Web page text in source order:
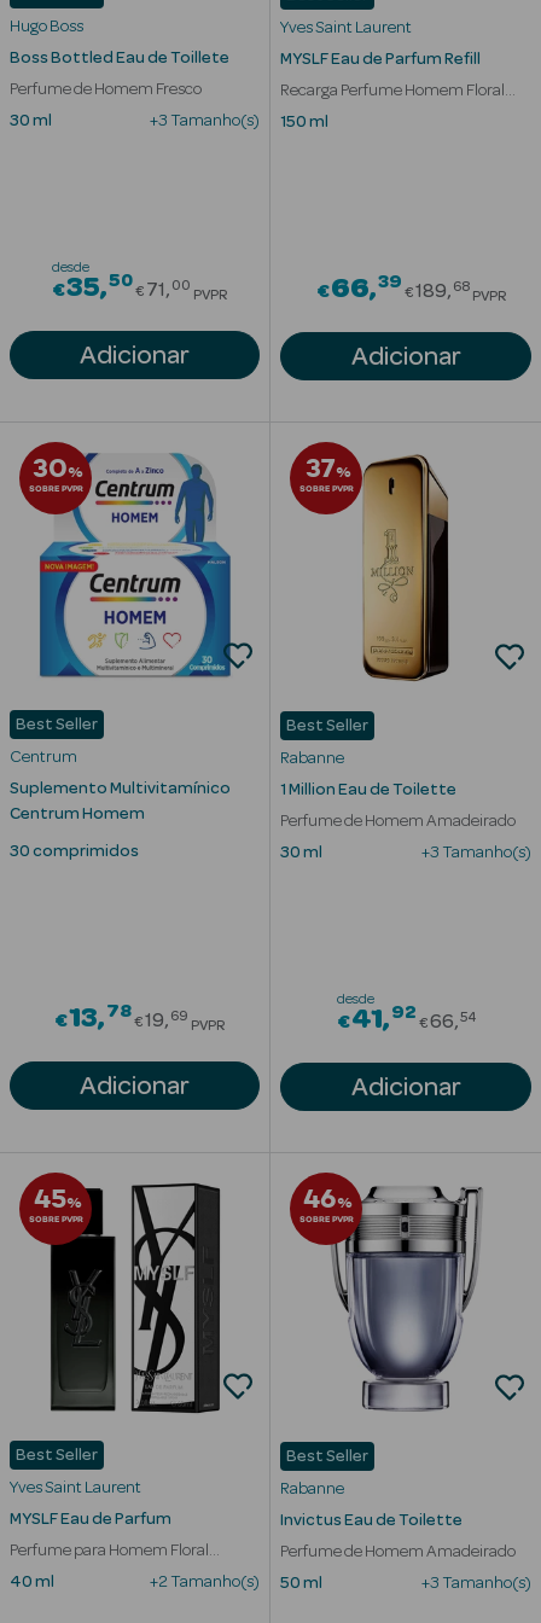
Solares
Solares
Corpo
Solares Bebé e
Rosto e
Ver Tudo
Cosmética
Hidratantes
Séruns Faciais
Creme de Olhos
Hugo Boss
Boss Bottled Eau de Toillete
Perfume de Homem Fresco
30 ml
+3 Tamanho(s)
desde
€35 50Price reduced from
€ 71 00
PVPR
Adicionar
Yves Saint Laurent
MYSLF Eau de Parfum Refill
Recarga Perfume Homem Floral
Amadeirado
150 ml
€66 39Price
€189 68
PVPR
Adicionar
30%
SOBRE PVPR
Best Seller
Centrum
Suplemento Multivitamínico
Centrum Homem
30 comprimidos
€13 78Price reduced from
€19 69
PVPR
Adicionar
37%
SOBRE PVPR
Best Seller
Rabanne
1 Million Eau de Toilette
Perfume de Homem Amadeirado
30 ml
+3 Tamanho(s)
desde
€41 92Price
€66 54
Adicionar
45%
SOBRE PVPR
Best Seller
Yves Saint Laurent
MYSLF Eau de Parfum
Perfume para Homem Floral
Amadeirado
40 ml +2 Tamanho(s)
46%
SOBRE PVPR
Best Seller
Rabanne
Invictus Eau de Toilette
Perfume de Homem Amadeirado
50 ml
+3 Tamanho(s)